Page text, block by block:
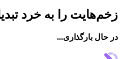
را به خرد تبدیل
بارگذاری...